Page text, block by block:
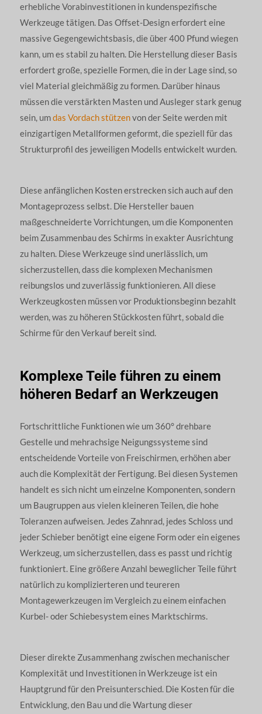
erhebliche Vorabinvestitionen in kundenspezifische
Werkzeuge tätigen. Das Offset-Design erfordert eine
massive Gegengewichtsbasis, die über 400 Pfund wiegen
kann, um es stabil zu halten. Die Herstellung dieser Basis
erfordert große, spezielle Formen, die in der Lage sind, so
viel Material gleichmäßig zu formen. Darüber hinaus
müssen die verstärkten Masten und Ausleger stark genug
sein, umdas Vordach stützenvon der Seite werden mit
einzigartigen Metallformen geformt, die speziell für das
Strukturprofil des jeweiligen Modells entwickelt wurden.
Diese anfänglichen Kosten erstrecken sich auch auf den
Montageprozess selbst. Die Hersteller bauen
maßgeschneiderte Vorrichtungen, um die Komponenten
beim Zusammenbau des Schirms in exakter Ausrichtung
zu halten. Diese Werkzeuge sind unerlässlich, um
sicherzustellen, dass die komplexen Mechanismen
reibungslos und zuverlässig funktionieren. All diese
Werkzeugkosten müssen vor Produktionsbeginn bezahlt
werden, was zu höheren Stückkosten führt, sobald die
Schirme für den Verkauf bereit sind.
Komplexe Teile führen zu einem
höheren Bedarf an Werkzeugen
Fortschrittliche Funktionen wie um 360° drehbare
Gestelle und mehrachsige Neigungssysteme sind
entscheidende Vorteile von Freischirmen, erhöhen aber
auch die Komplexität der Fertigung. Bei diesen Systemen
handelt es sich nicht um einzelne Komponenten, sondern
um Baugruppen aus vielen kleineren Teilen, die hohe
Toleranzen aufweisen. Jedes Zahnrad, jedes Schloss und
jeder Schieber benötigt eine eigene Form oder ein eigenes
Werkzeug, um sicherzustellen, dass es passt und richtig
funktioniert. Eine größere Anzahl beweglicher Teile führt
natürlich zu komplizierteren und teureren
Montagewerkzeugen im Vergleich zu einem einfachen
Kurbel- oder Schiebesystem eines Marktschirms.
Dieser direkte Zusammenhang zwischen mechanischer
Komplexität und Investitionen in Werkzeuge ist ein
Hauptgrund für den Preisunterschied. Die Kosten für die
Entwicklung, den Bau und die Wartung dieser